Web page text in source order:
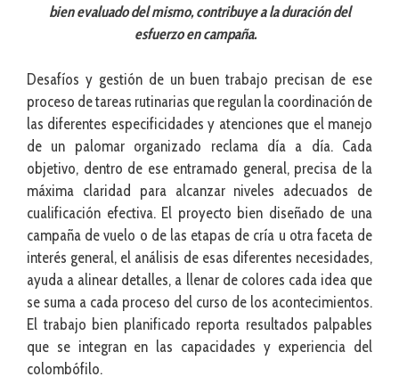
bien evaluado del mismo, contribuye a la duración del
esfuerzo en campaña.
Desafíos y gestión de un buen trabajo precisan de ese
proceso de tareas rutinarias que regulan la coordinación de
las diferentes especificidades y atenciones que el manejo
de un palomar organizado reclama día a día. Cada
objetivo, dentro de ese entramado general, precisa de la
máxima claridad para alcanzar niveles adecuados de
cualificación efectiva. El proyecto bien diseñado de una
campaña de vuelo o de las etapas de cría u otra faceta de
interés general, el análisis de esas diferentes necesidades,
ayuda a alinear detalles, a llenar de colores cada idea que
se suma a cada proceso del curso de los acontecimientos.
El trabajo bien planificado reporta resultados palpables
que se integran en las capacidades y experiencia del
colombófilo.